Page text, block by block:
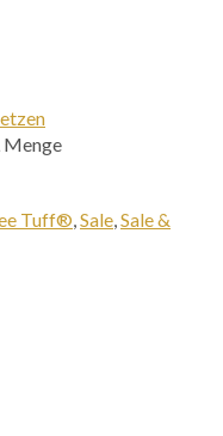
Tuff®,Sale,Sale &